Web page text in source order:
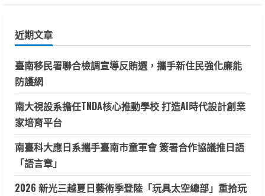
字:
近期文章
臺南移民署聯合檢調宣導反賄選，攜手新住民強化廉能
防護網
南大視設系擔任TNDA核心推動學校 打造AI時代設計創業
家培育平台
南臺科大應日系攜手臺南市童軍會 簽署合作協議推日語
「語言章」
2026 新光三越夏日藝術季登陸「玩具太空總部」重拾玩